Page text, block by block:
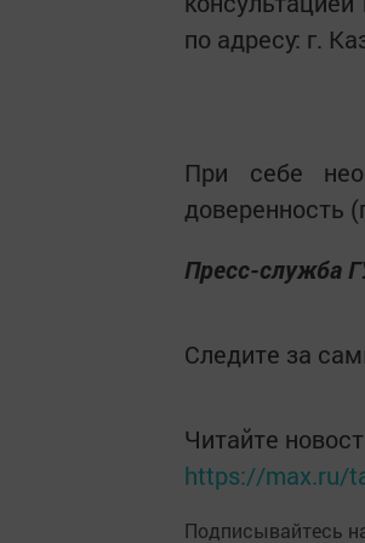
по адресу: г.
При себе
доверенность
Пресс-служба
Следите за
Читайте
https://max.ru/
Подписывайтесь